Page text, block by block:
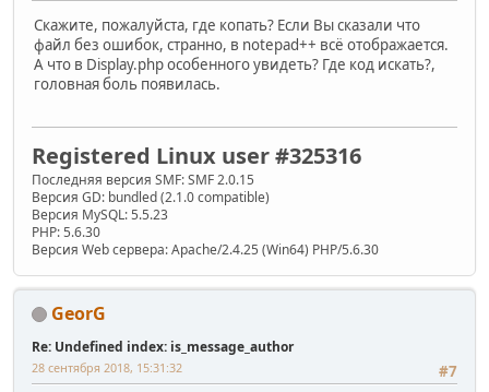
Скажите, пожалуйста, где копать? Если Вы сказали что
файл без ошибок, странно, в notepad++ всё отображается.
А что в Display.php особенного увидеть? Где код искать?,
головная боль появилась.
Registered Linux user #325316
Последняя версия SMF: SMF 2.0.15
Версия GD: bundled (2.1.0 compatible)
Версия MySQL: 5.5.23
PHP: 5.6.30
Версия Web сервера: Apache/2.4.25 (Win64) PHP/5.6.30
GeorG
Re: Undefined index: is_message_author
#7
28 сентября 2018, 15:31:32